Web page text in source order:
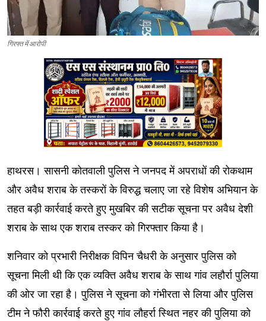
गिरफ्त में आरोपी
हाथरस। सासनी कोतवाली पुलिस ने जनपद में अपराधों की रोकथाम
और अवैध शराब के तस्करों के विरुद्ध चलाए जा रहे विशेष अभियान के
तहत बड़ी कार्रवाई करते हुए मुखबिर की सटीक सूचना पर अवैध देशी
शराब के साथ एक शराब तस्कर को गिरफ्तार किया है।
शनिवार को प्रभारी निरीक्षक विपिन चैधरी के अनुसार पुलिस को
सूचना मिली थी कि एक व्यक्ति अवैध शराब के साथ गांव लहौर्रा पुलिया
की ओर जा रहा है। पुलिस ने सूचना को गंभीरता से लिया और पुलिस
टीम ने फौरी कार्रवाई करते हुए गांव लौहर्रा स्थित नहर की पुलिया को